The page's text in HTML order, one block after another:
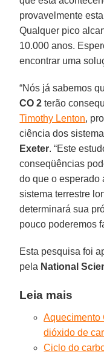
provavelmente
Qualquer pico
10.000 anos.
encontrar uma
“Nós já sabemos
CO 2 terão
Timothy Lenton,
ciência dos
Exeter. “Este
conseqüências
do que o esperado
sistema terrestre
determinará sua
pouco poderemos
Esta pesquisa foi
pela National
Leia mais
Aquecimento
dióxido de
Ciclo do